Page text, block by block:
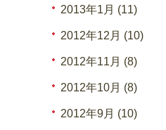
2013年1月 (11)
2012年12月 (10)
2012年11月 (8)
2012年10月 (8)
2012年9月 (10)